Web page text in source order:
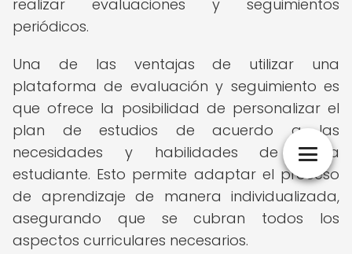
realizar evaluaciones y seguimientos
periódicos.
Una de las ventajas de utilizar una
plataforma de evaluación y seguimiento es
que ofrece la posibilidad de personalizar el
plan de estudios de acuerdo a las
necesidades y habilidades de cada
estudiante. Esto permite adaptar el proceso
de aprendizaje de manera individualizada,
asegurando que se cubran todos los
aspectos curriculares necesarios.